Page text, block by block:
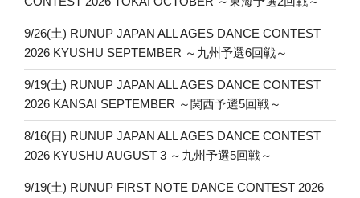
9/26(土) RUNUP JAPAN ALL AGES DANCE CONTEST
2026 KYUSHU SEPTEMBER ～九州予選6回戦～
9/19(土) RUNUP JAPAN ALL AGES DANCE CONTEST
2026 KANSAI SEPTEMBER ～関西予選5回戦～
8/16(日) RUNUP JAPAN ALL AGES DANCE CONTEST
2026 KYUSHU AUGUST 3 ～九州予選5回戦～
9/19(土) RUNUP FIRST NOTE DANCE CONTEST 2026